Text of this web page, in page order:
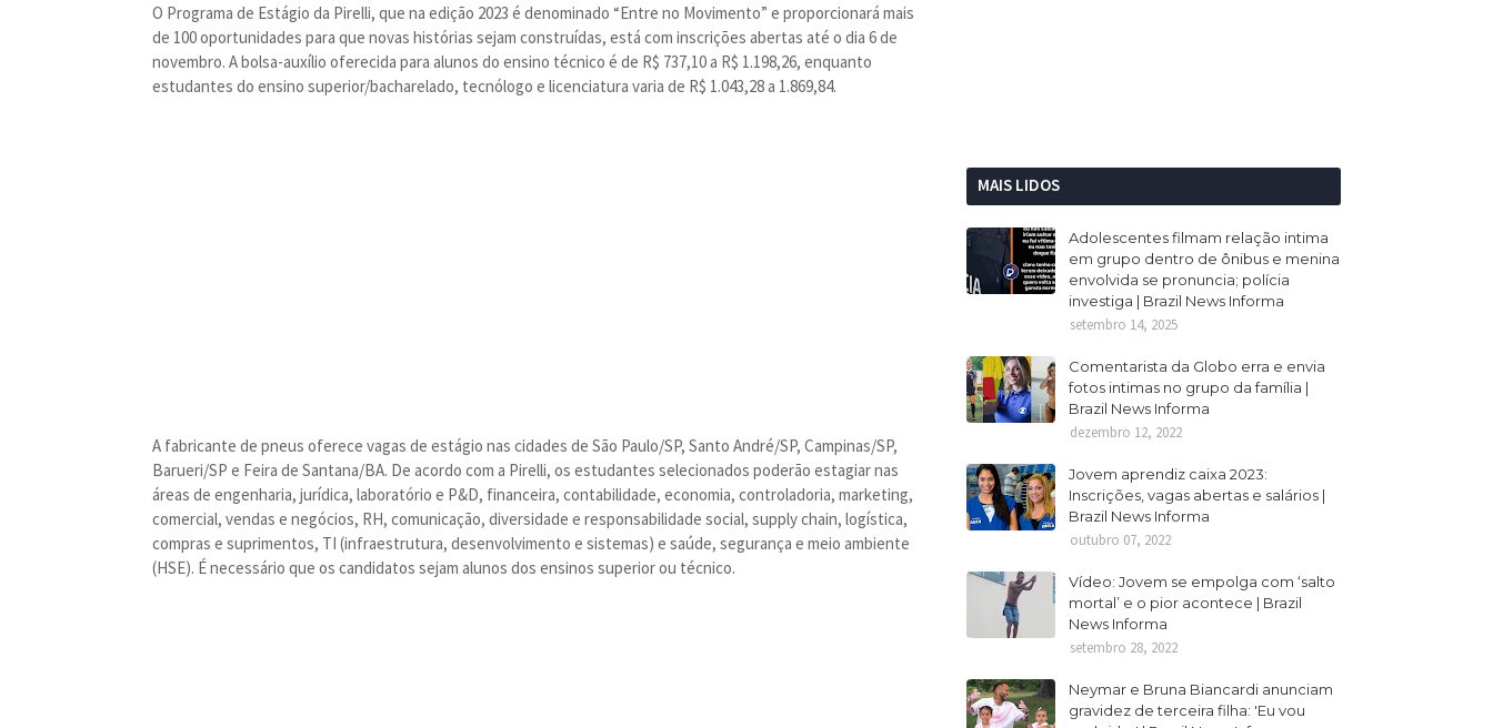
O Programa de Estágio da Pirelli, que na edição 2023 é denominado “Entre no Movimento” e proporcionará mais
de 100 oportunidades para que novas histórias sejam construídas, está com inscrições abertas até o dia 6 de
novembro. A bolsa-auxílio oferecida para alunos do ensino técnico é de R$ 737,10 a R$ 1.198,26, enquanto
estudantes do ensino superior/bacharelado, tecnólogo e licenciatura varia de R$ 1.043,28 a 1.869,84.
A fabricante de pneus oferece vagas de estágio nas cidades de São Paulo/SP, Santo André/SP, Campinas/SP,
Barueri/SP e Feira de Santana/BA. De acordo com a Pirelli, os estudantes selecionados poderão estagiar nas
áreas de engenharia, jurídica, laboratório e P&D, financeira, contabilidade, economia, controladoria, marketing,
comercial, vendas e negócios, RH, comunicação, diversidade e responsabilidade social, supply chain, logística,
compras e suprimentos, TI (infraestrutura, desenvolvimento e sistemas) e saúde, segurança e meio ambiente
(HSE). É necessário que os candidatos sejam alunos dos ensinos superior ou técnico.
MAIS LIDOS
Adolescentes filmam relação intima
em grupo dentro de ônibus e menina
envolvida se pronuncia; polícia
investiga | Brazil News Informa
setembro 14, 2025
Comentarista da Globo erra e envia
fotos intimas no grupo da família |
Brazil News Informa
dezembro 12, 2022
Jovem aprendiz caixa 2023:
Inscrições, vagas abertas e salários |
Brazil News Informa
outubro 07, 2022
Vídeo: Jovem se empolga com ‘salto
mortal’ e o pior acontece | Brazil
News Informa
setembro 28, 2022
Neymar e Bruna Biancardi anunciam
gravidez de terceira filha: 'Eu vou